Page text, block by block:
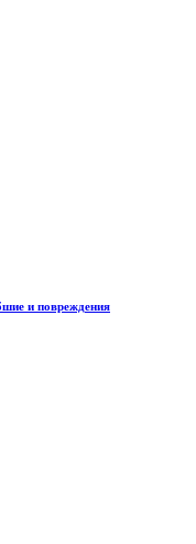
и повреждения